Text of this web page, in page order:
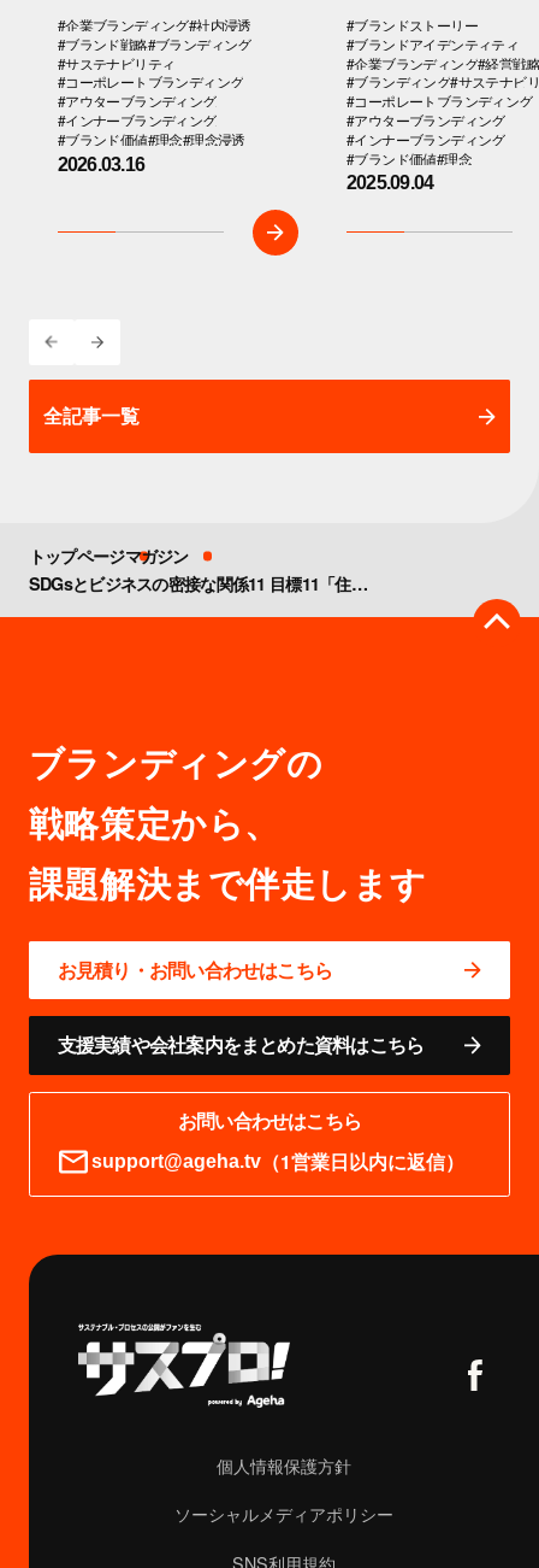
#企業ブランディング#社内浸透
#ブランド戦略#ブランディング
#サステナビリティ
#コーポレートブランディング
#アウターブランディング
#インナーブランディング
#ブランド価値#理念#理念浸透
2026.03.16
#ブランドストーリー
#ブランドアイデンティティ
#企業ブランディング#経営戦
#ブランディング#サステナビ
#コーポレートブランディング
#アウターブランディング
#インナーブランディング
#ブランド価値#理念
2025.09.04
全記事一覧
トップページマガジン
SDGsとビジネスの密接な関係11 目標11「住み続けられるまちづくりを」【事例・動画解説あり】
ブランディングの
戦略策定から、
お見積り・お問い合わせはこちら
支援実績や会社案内をまとめた資料はこちら
お問い合わせはこちら
support@ageha.tv（1営業日以内に返信）
個人情報保護方針
ソーシャルメディアポリシー
SNS利用規約